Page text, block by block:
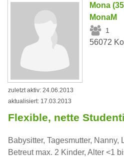
Mona
MonaM
1
56072
zuletzt aktiv: 24.06.2013
aktualisiert: 17.03.2013
Flexible, nette
Babysitter, Tagesmutter, Nanny,
Betreut max. 2 Kinder, Alter <1